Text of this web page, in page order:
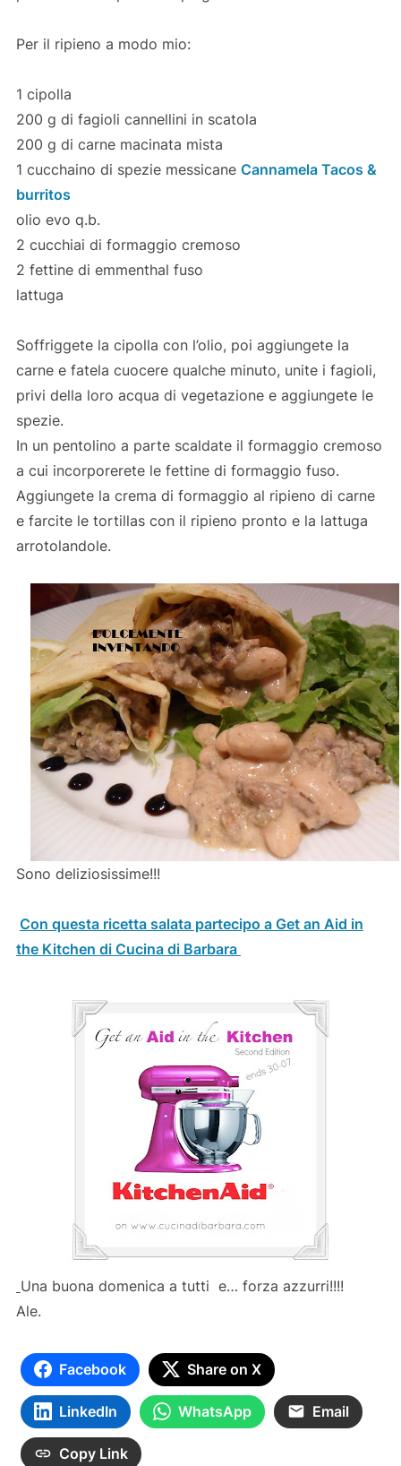
Per il ripieno a modo mio:
1 cipolla
200 g di fagioli cannellini in scatola
200 g di carne macinata mista
1 cucchaino di spezie messicane Cannamela Tacos &
burritos
olio evo q.b.
2 cucchiai di formaggio cremoso
2 fettine di emmenthal fuso
lattuga
Soffriggete la cipolla con l’olio, poi aggiungete la
carne e fatela cuocere qualche minuto, unite i fagioli,
privi della loro acqua di vegetazione e aggiungete le
spezie.
In un pentolino a parte scaldate il formaggio cremoso
a cui incorporerete le fettine di formaggio fuso.
Aggiungete la crema di formaggio al ripieno di carne
e farcite le tortillas con il ripieno pronto e la lattuga
arrotolandole.
Sono deliziosissime!!!
Con questa ricetta salata partecipo a Get an Aid in
the Kitchen di Cucina di Barbara
Una buona domenica a tutti e… forza azzurri!!!!
Ale.
Facebook Share on X
LinkedIn WhatsApp Email
Copy Link